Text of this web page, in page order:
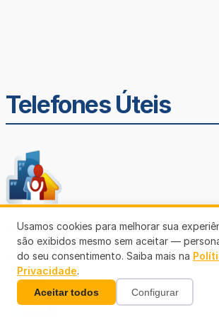
Telefones Úteis
SEMUSA
(69)3901-3176
Usamos cookies para melhorar sua
são exibidos mesmo sem aceitar —
do seu consentimento. Saiba mais na
Privacidade.
Aceitar todos Configurar